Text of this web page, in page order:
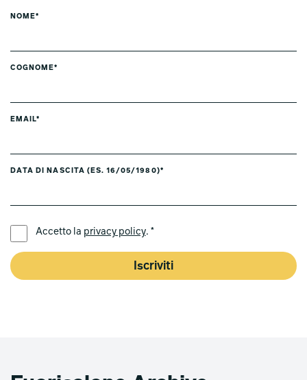
NOME*
COGNOME*
EMAIL*
DATA DI NASCITA (ES. 16/05/1980)*
Accetto la privacy policy. *
Iscriviti